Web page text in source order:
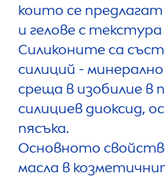
които се
и гелове с
Силиконите са
силиций -
среща в изобилие в
силициев диоксид,
пясъка.
Основното
масла в